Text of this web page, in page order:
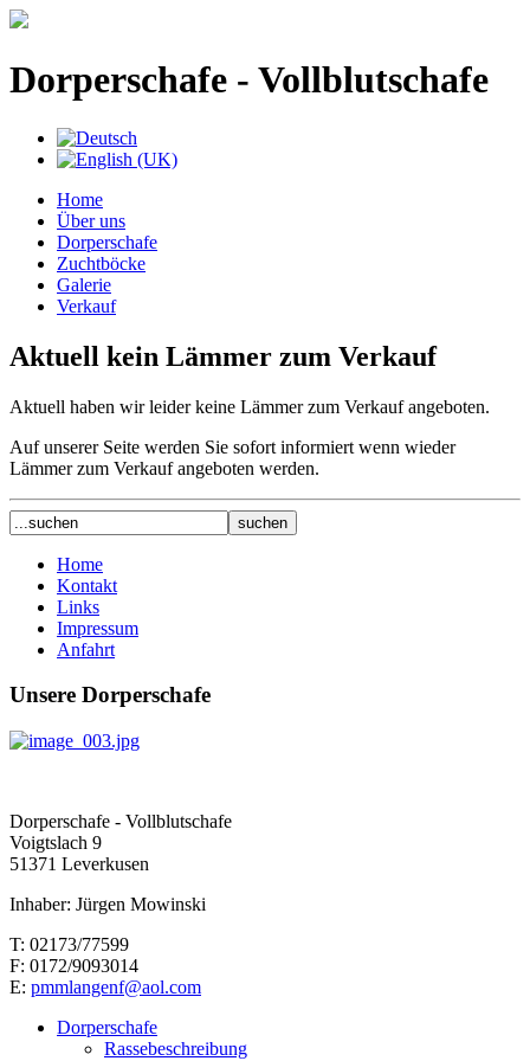
Dorperschafe - Vollblutschafe
Home
Über uns
Dorperschafe
Zuchtböcke
Galerie
Verkauf
Aktuell kein Lämmer zum Verkauf
Aktuell haben wir leider keine Lämmer zum Verkauf angeboten.
Auf unserer Seite werden Sie sofort informiert wenn wieder
Lämmer zum Verkauf angeboten werden.
Home
Kontakt
Links
Impressum
Anfahrt
Unsere Dorperschafe
Dorperschafe - Vollblutschafe
Voigtslach 9
51371 Leverkusen
Inhaber: Jürgen Mowinski
T: 02173/77599
F: 0172/9093014
E: pmmlangenf@aol.com
Dorperschafe
Rassebeschreibung